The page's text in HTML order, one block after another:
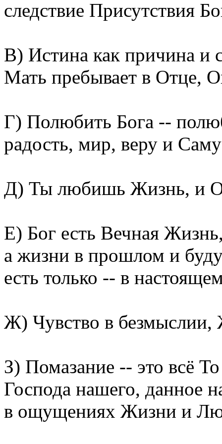
следствие Присутствия
В) Истина как причина и
Мать пребывает в Отце,
Г) Полюбить Бога --
радость, мир, веру и
Д) Ты любишь Жизнь, и
Е) Бог есть Вечная
а жизни в прошлом и
есть только -- в
Ж) Чувство в безмыслии,
З) Помазание -- это всё
Господа нашего, данное
в ощущениях Жизни и